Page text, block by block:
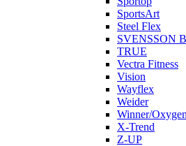
SportsArt
Steel Flex
SVENSSON
TRUE
Vectra Fitness
Vision
Wayflex
Weider
Winner/Oxygen
X-Trend
Z-UP